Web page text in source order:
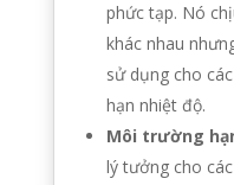
phức tạp. Nó
khác nhau
sử dụng cho
hạn nhiệt độ.
Môi trường
lý tưởng cho